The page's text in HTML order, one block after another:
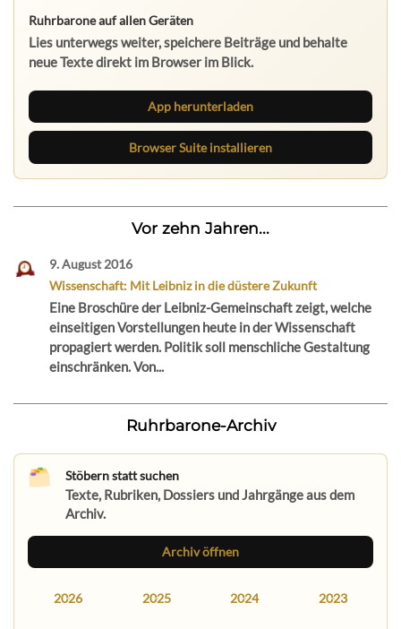
Ruhrbarone auf allen Geräten
Lies unterwegs weiter, speichere Beiträge und behalte
neue Texte direkt im Browser im Blick.
App herunterladen
Browser Suite installieren
Vor zehn Jahren...
9. August 2016
Wissenschaft: Mit Leibniz in die düstere Zukunft
Eine Broschüre der Leibniz-Gemeinschaft zeigt, welche
einseitigen Vorstellungen heute in der Wissenschaft
propagiert werden. Politik soll menschliche Gestaltung
einschränken. Von...
Ruhrbarone-Archiv
Stöbern statt suchen
Texte, Rubriken, Dossiers und Jahrgänge aus dem
Archiv.
Archiv öffnen
2026 2025 2024 2023